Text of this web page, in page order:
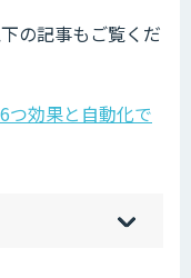
の記事もご覧くだ
つ効果と自動化で
hi
]
sh
]